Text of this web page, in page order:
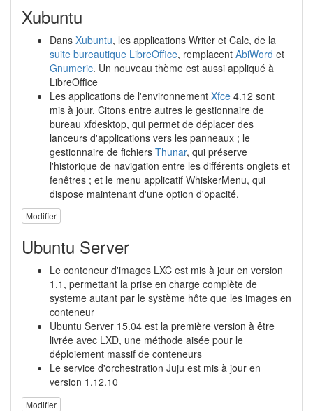
Xubuntu
Dans Xubuntu, les applications Writer et Calc, de la
suite bureautique LibreOffice, remplacent AbiWord et
Gnumeric. Un nouveau thème est aussi appliqué à
LibreOffice
Les applications de l'environnement Xfce 4.12 sont
mis à jour. Citons entre autres le gestionnaire de
bureau xfdesktop, qui permet de déplacer des
lanceurs d'applications vers les panneaux ; le
gestionnaire de fichiers Thunar, qui préserve
l'historique de navigation entre les différents onglets et
fenêtres ; et le menu applicatif WhiskerMenu, qui
dispose maintenant d'une option d'opacité.
Modifier
Ubuntu Server
Le conteneur d'images LXC est mis à jour en version
1.1, permettant la prise en charge complète de
systeme autant par le système hôte que les images en
conteneur
Ubuntu Server 15.04 est la première version à être
livrée avec LXD, une méthode aisée pour le
déploiement massif de conteneurs
Le service d'orchestration Juju est mis à jour en
version 1.12.10
Modifier